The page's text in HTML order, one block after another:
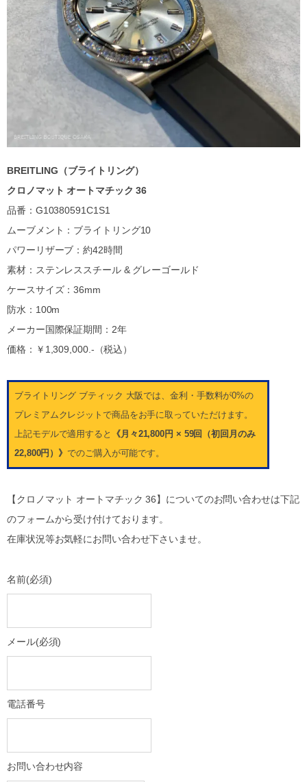
BREITLING（ブライトリング）
クロノマット オートマチック 36
品番：G10380591C1S1
ムーブメント：ブライトリング10
パワーリザーブ：約42時間
素材：ステンレススチール & グレーゴールド
ケースサイズ：36mm
防水：100m
メーカー国際保証期間：2年
価格：￥1,309,000.-（税込）
ブライトリング ブティック 大阪では、金利・手数料が0%の
プレミアムクレジットで商品をお手に取っていただけます。
上記モデルで適用すると
《月々21,800円 × 59回（初回月のみ
22,800円）》でのご購入が可能です。
【クロノマット オートマチック 36】についてのお問い合わせは下記
のフォームから受け付けております。
在庫状況等お気軽にお問い合わせ下さいませ。
名前(必須)
メール(必須)
電話番号
お問い合わせ内容